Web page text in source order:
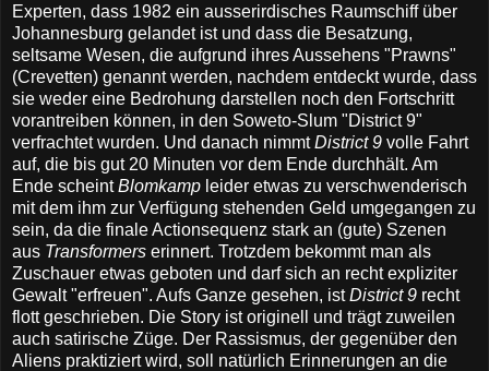
Experten, dass 1982 ein ausserirdisches Raumschiff über
Johannesburg gelandet ist und dass die Besatzung,
seltsame Wesen, die aufgrund ihres Aussehens "Prawns"
(Crevetten) genannt werden, nachdem entdeckt wurde, dass
sie weder eine Bedrohung darstellen noch den Fortschritt
vorantreiben können, in den Soweto-Slum "District 9"
verfrachtet wurden. Und danach nimmtDistrict 9 volle Fahrt
auf, die bis gut 20 Minuten vor dem Ende durchhält. Am
Ende scheintBlomkamp leider etwas zu verschwenderisch
mit dem ihm zur Verfügung stehenden Geld umgegangen zu
sein, da die finale Actionsequenz stark an (gute) Szenen
aus Transformers erinnert. Trotzdem bekommt man als
Zuschauer etwas geboten und darf sich an recht expliziter
Gewalt "erfreuen". Aufs Ganze gesehen, istDistrict 9 recht
flott geschrieben. Die Story ist originell und trägt zuweilen
auch satirische Züge. Der Rassismus, der gegenüber den
Aliens praktiziert wird, soll natürlich Erinnerungen an die